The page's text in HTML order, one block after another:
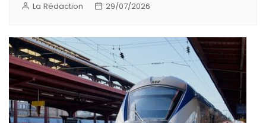
La Rédaction 29/07/2026